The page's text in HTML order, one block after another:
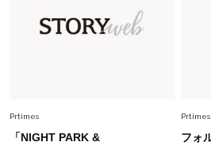
Fashion 2026.7.9
Prtimes
「NIGHT PARK &
Prtimes
フォ